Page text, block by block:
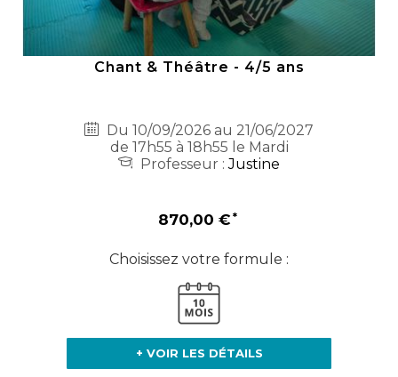
Chant & Théâtre - 4/5 ans
Du 10/09/2026 au 21/06/2027
de 17h55 à 18h55 le Mardi
Professeur :Justine
870,00 €
Choisissez votre formule :
+ VOIR LES DÉTAILS